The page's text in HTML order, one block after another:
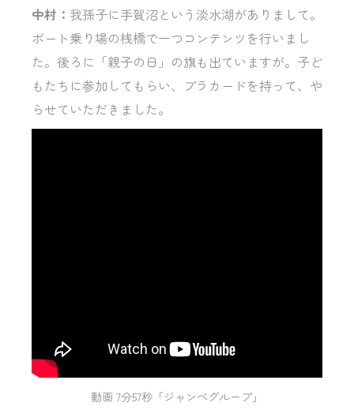
中村： 我孫子に手賀沼という淡水湖がありまして。
ボート乗り場の桟橋で一つコンテンツを行いまし
た。後ろに「親子の日」の旗も出ていますが。子ど
もたちに参加してもらい、プラカードを持って、や
らせていただきました。
動画 7分57秒「ジャンベグループ」